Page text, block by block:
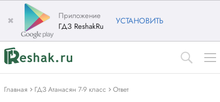
✖
Приложение
ГДЗ ReshakRu
УСТАНОВИТЬ
Главная ГДЗ Атанасян 7-9 класс Ответ